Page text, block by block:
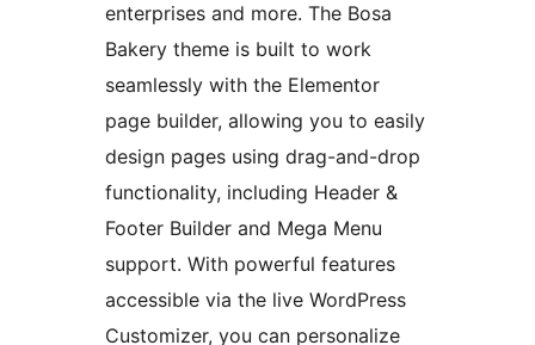
enterprises and more. The Bosa
Bakery theme is built to work
seamlessly with the Elementor
page builder, allowing you to easily
design pages using drag-and-drop
functionality, including Header &
Footer Builder and Mega Menu
support. With powerful features
accessible via the live WordPress
Customizer, you can personalize